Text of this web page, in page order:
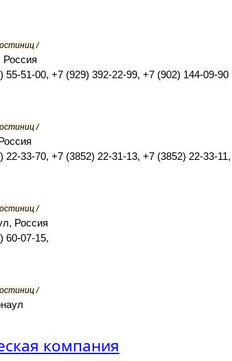
/
Россия
51-00, +7 (929) 392-22-99, +7 (902) 144-09-90
/
33-70, +7 (3852) 22-31-13, +7 (3852) 22-33-11,
/
Россия
60-07-15,
/
компания